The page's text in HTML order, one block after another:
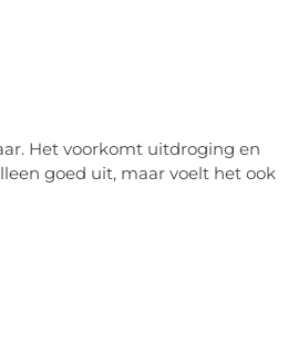
Het voorkomt uitdroging en
goed uit, maar voelt het ook